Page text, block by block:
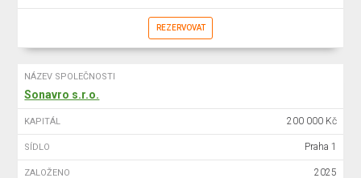
REZERVOVAT
NÁZEV SPOLEČNOSTI
Sonavro s.r.o.
KAPITÁL 200 000 Kč
SÍDLO Praha 1
ZALOŽENO 2025